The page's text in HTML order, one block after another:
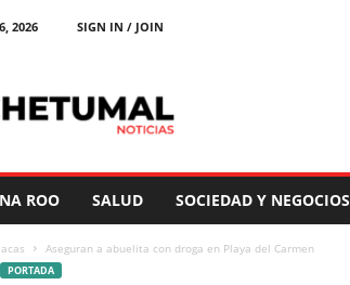
2026
SIGN IN / JOIN
ROO SALUD SOCIEDAD Y NEGOCIOS
Aseguran a abuelita con droga en Playa del Carmen
PORTADA